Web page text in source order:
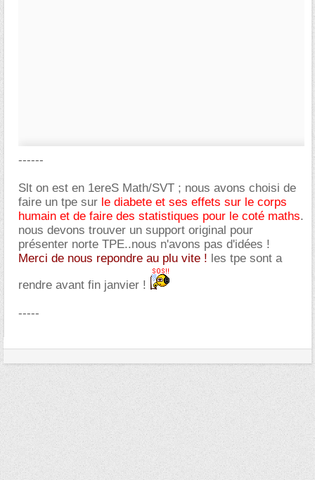
------
Slt on est en 1ereS Math/SVT ; nous avons choisi de
faire un tpe sur le diabete et ses effets sur le corps
humain et de faire des statistiques pour le coté maths.
nous devons trouver un support original pour
présenter norte TPE..nous n'avons pas d'idées !
Merci de nous repondre au plu vite ! les tpe sont a
rendre avant fin janvier !
-----